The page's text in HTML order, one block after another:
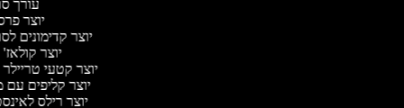
עורך
יוצר
יוצר קדימונים
יוצר
יוצר קטעי
יוצר קליפים
יוצר רילס